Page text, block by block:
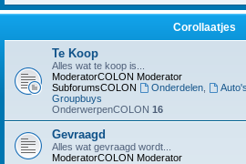
Corollaatjes
Te Koop
Alles wat te koop is...
ModeratorCOLON Moderator
SubforumsCOLON
Onderdelen, Auto's
Groupbuys
OnderwerpenCOLON 16
Gevraagd
Alles wat gevraagd wordt...
ModeratorCOLON Moderator